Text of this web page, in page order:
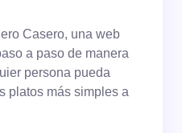
Casero, una web
a paso de manera
persona pueda
platos más simples a